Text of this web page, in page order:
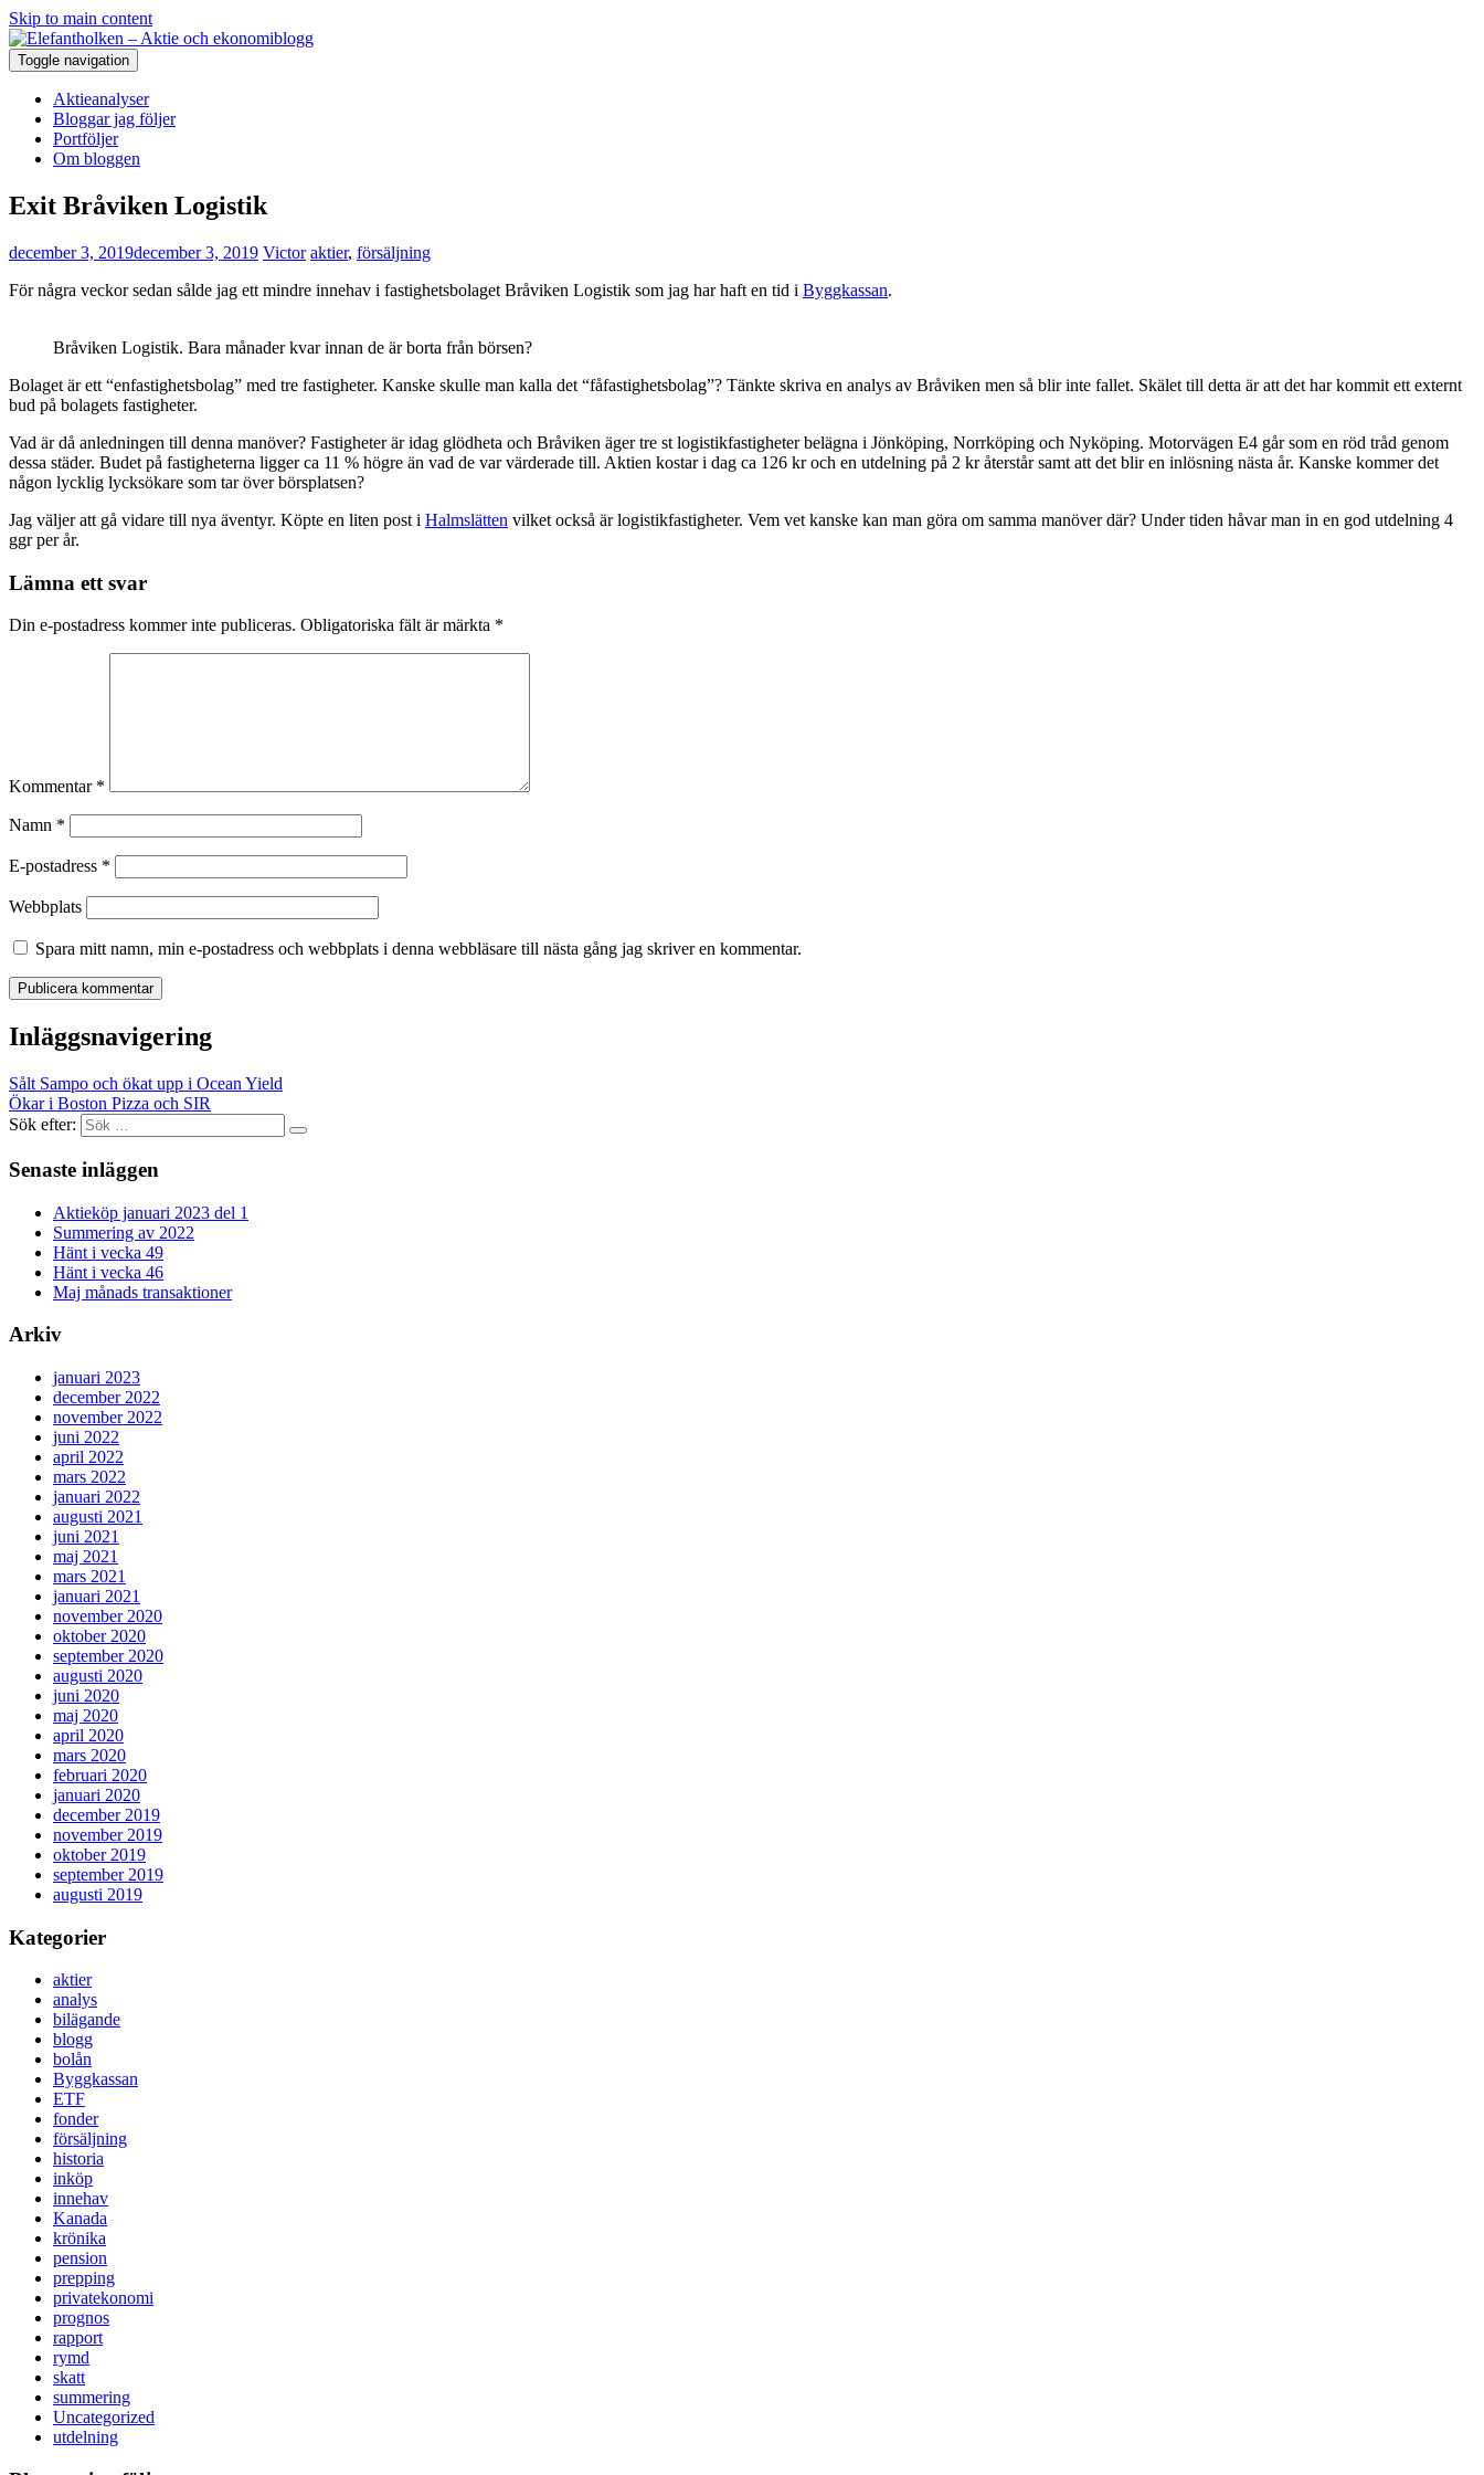
Skip to main content
Toggle navigation
Aktieanalyser
Bloggar jag följer
Portföljer
Om bloggen
Exit Bråviken Logistik
december 3, 2019december 3, 2019 Victor aktier, försäljning
För några veckor sedan sålde jag ett mindre innehav i fastighetsbolaget Bråviken Logistik som jag har haft en tid i Byggkassan.
Bråviken Logistik. Bara månader kvar innan de är borta från börsen?
Bolaget är ett “enfastighetsbolag” med tre fastigheter. Kanske skulle man kalla det “fåfastighetsbolag”? Tänkte skriva en analys av Bråviken men så blir inte fallet. Skälet till detta är att det har kommit ett externt
bud på bolagets fastigheter.
Vad är då anledningen till denna manöver? Fastigheter är idag glödheta och Bråviken äger tre st logistikfastigheter belägna i Jönköping, Norrköping och Nyköping. Motorvägen E4 går som en röd tråd genom
dessa städer. Budet på fastigheterna ligger ca 11 % högre än vad de var värderade till. Aktien kostar i dag ca 126 kr och en utdelning på 2 kr återstår samt att det blir en inlösning nästa år. Kanske kommer det
någon lycklig lycksökare som tar över börsplatsen?
Jag väljer att gå vidare till nya äventyr. Köpte en liten post i Halmslätten vilket också är logistikfastigheter. Vem vet kanske kan man göra om samma manöver där? Under tiden håvar man in en god utdelning 4
ggr per år.
Lämna ett svar
Din e-postadress kommer inte publiceras. Obligatoriska fält är märkta *
Kommentar *
Namn *
E-postadress *
Webbplats
Spara mitt namn, min e-postadress och webbplats i denna webbläsare till nästa gång jag skriver en kommentar.
Inläggsnavigering
Sålt Sampo och ökat upp i Ocean Yield
Ökar i Boston Pizza och SIR
Sök efter:
Senaste inläggen
Aktieköp januari 2023 del 1
Summering av 2022
Hänt i vecka 49
Hänt i vecka 46
Maj månads transaktioner
Arkiv
januari 2023
december 2022
november 2022
juni 2022
april 2022
mars 2022
januari 2022
augusti 2021
juni 2021
maj 2021
mars 2021
januari 2021
november 2020
oktober 2020
september 2020
augusti 2020
juni 2020
maj 2020
april 2020
mars 2020
februari 2020
januari 2020
december 2019
november 2019
oktober 2019
september 2019
augusti 2019
Kategorier
aktier
analys
bilägande
blogg
bolån
Byggkassan
ETF
fonder
försäljning
historia
inköp
innehav
Kanada
krönika
pension
prepping
privatekonomi
prognos
rapport
rymd
skatt
summering
Uncategorized
utdelning